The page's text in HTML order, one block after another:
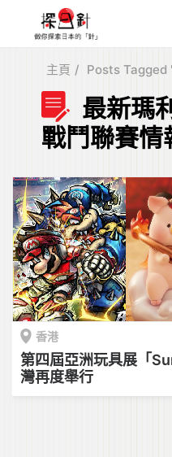
四國
中部
本地情報
東瀛特集
旅遊商品
Search
for:
主頁 Posts Tagged
最新瑪
戰鬥聯賽情
香港
第四屆亞洲玩具展「
灣再度舉行